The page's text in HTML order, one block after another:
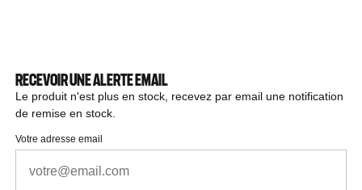
RECEVOIR UNE ALERTE EMAIL
Le produit n'est plus en stock, recevez par email une notification
de remise en stock.
Votre adresse email